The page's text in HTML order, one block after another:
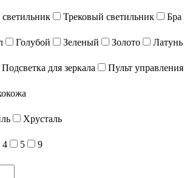
Трековый светильник Бра
Голубой Зеленый Золото Латунь
Подсветка для зеркала Пульт управления
Хрусталь
4 5
9